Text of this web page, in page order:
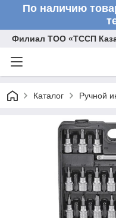
По наличию
Филиал ТОО «ТССП
Каталог Ручной